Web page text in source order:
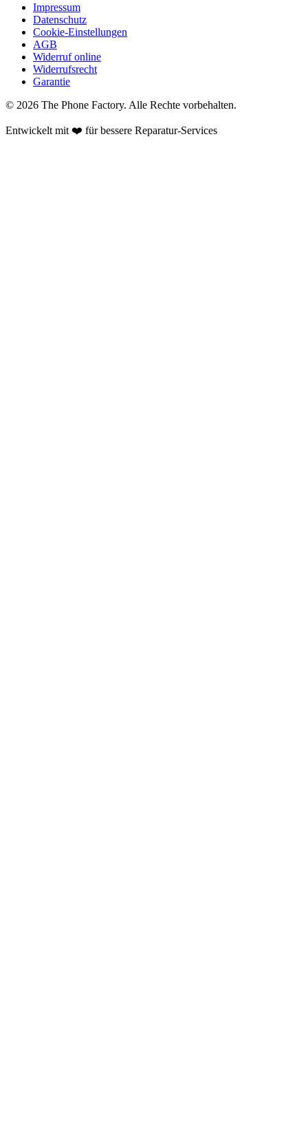
Impressum
Datenschutz
Cookie-Einstellungen
AGB
Widerruf online
Widerrufsrecht
Garantie
© 2026 The Phone Factory. Alle Rechte vorbehalten.
Entwickelt mit ❤️ für bessere Reparatur-Services